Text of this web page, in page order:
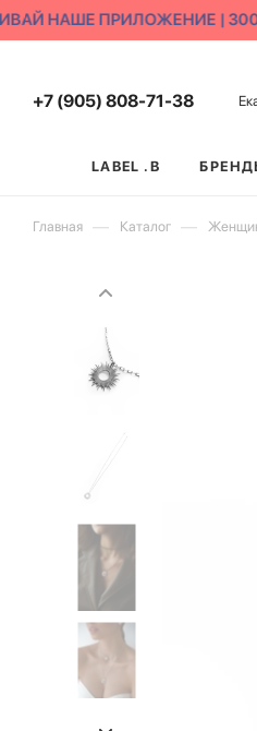
НАШЕ ПРИЛОЖЕНИЕ | 3000
+7 (905) 808-71-38
LABEL .B
Главная — Каталог —